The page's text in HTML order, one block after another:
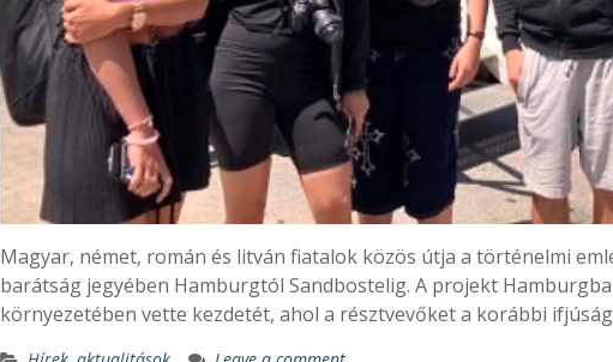
Magyar, német, román és litván fiatalok közös útja a történelmi
barátság jegyében Hamburgtól Sandbostelig. A projekt
környezetében vette kezdetét, ahol a résztvevőket a korábbi